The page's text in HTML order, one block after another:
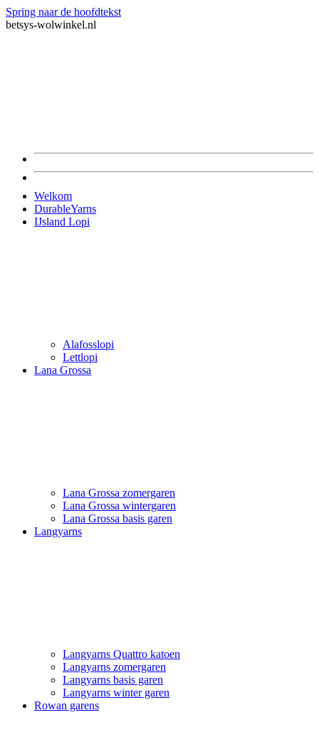
Spring naar de hoofdtekst
betsys-wolwinkel.nl
Welkom
DurableYarns
IJsland Lopi
Alafosslopi
Lettlopi
Lana Grossa
Lana Grossa zomergaren
Lana Grossa wintergaren
Lana Grossa basis garen
Langyarns
Langyarns Quattro katoen
Langyarns zomergaren
Langyarns basis garen
Langyarns winter garen
Rowan garens